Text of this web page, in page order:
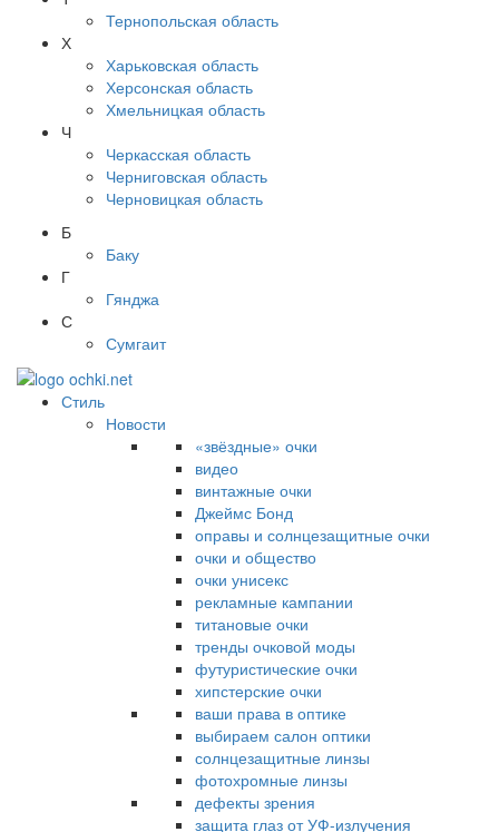
Тернопольская область
Х
Харьковская область
Херсонская область
Хмельницкая область
Ч
Черкасская область
Черниговская область
Черновицкая область
Б
Баку
Г
Гянджа
С
Сумгаит
Стиль
Новости
«звёздные» очки
видео
винтажные очки
Джеймс Бонд
оправы и солнцезащитные очки
очки и общество
очки унисекс
рекламные кампании
титановые очки
тренды очковой моды
футуристические очки
хипстерские очки
ваши права в оптике
выбираем салон оптики
солнцезащитные линзы
фотохромные линзы
дефекты зрения
защита глаз от УФ-излучения